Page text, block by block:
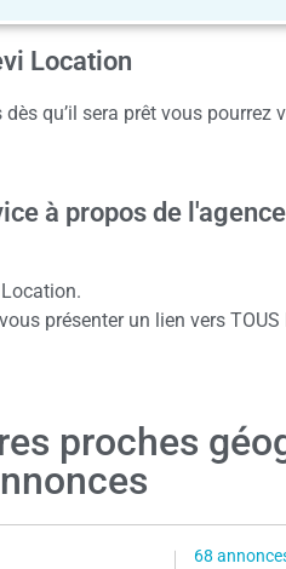
Location
qu’il sera prêt vous pourrez
à propos de
présenter un lien vers
proches
68